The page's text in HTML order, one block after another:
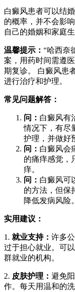
白癜风患者可以结
的概率，并不会影
自己的婚姻和家庭生
温馨提示： “哈西奈
案，用药时间需遵
期复诊。 白癜风患
进行治疗和护理。
常见问题解答：
问： 白癜风有
情况下，有尽
护理，并做好
问： 白癜风会
的痛痒感觉，
痒。
问： 白癜风可
的方法，但保
降低发病风险。
实用建议：
1. 就业支持： 许多
过于担心就业。可
群就业的机构。
2. 皮肤护理： 避免
作。每天用温和的